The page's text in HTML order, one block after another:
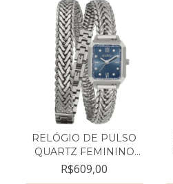
RELÓGIO DE PULSO
QUARTZ FEMININO
EURO EU...
R$609,00